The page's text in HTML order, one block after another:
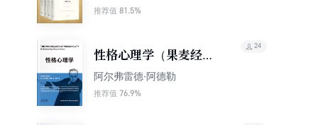
推荐值 81.5%
性格心理学（果麦经
典）
阿尔弗雷德·阿德勒
推荐值 76.9%
24